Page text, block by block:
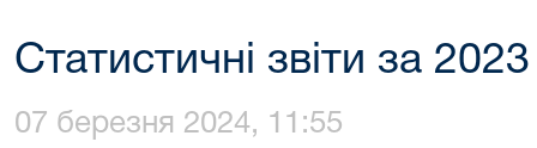
Статистичні звіти за 2023
07 березня 2024, 11:55